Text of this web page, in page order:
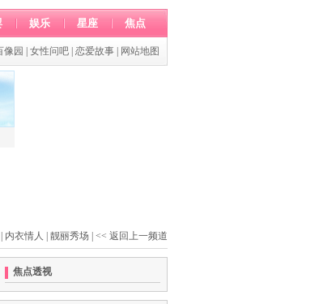
娱乐 星座 焦点
像园 女性问吧 恋爱故事 网站地图
内衣情人 靓丽秀场 << 返回上一频道
焦点透视